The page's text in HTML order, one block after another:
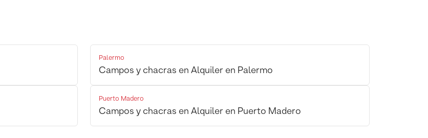
Palermo
Campos y chacras en Alquiler en Palermo
Puerto Madero
Campos y chacras en Alquiler en Puerto Madero